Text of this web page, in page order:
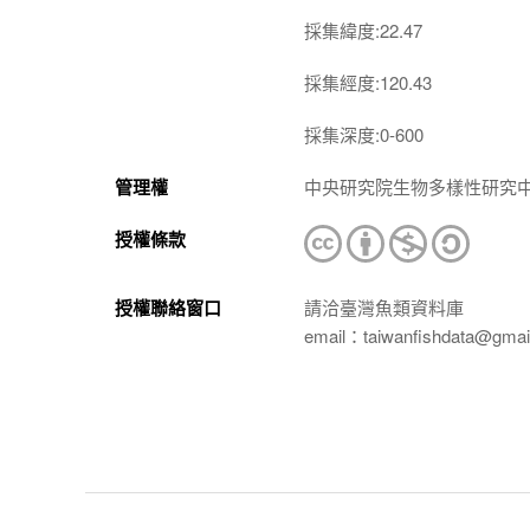
採集緯度:22.47
採集經度:120.43
採集深度:0-600
管理權 中央研究院生物多樣性研究
授權條款
授權聯絡窗口
請洽臺灣魚類資料庫
email：